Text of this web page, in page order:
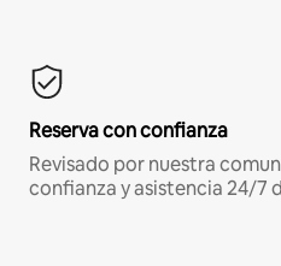
Reserva con confianza
Revisado por nuestra
confianza y asistencia 24/7